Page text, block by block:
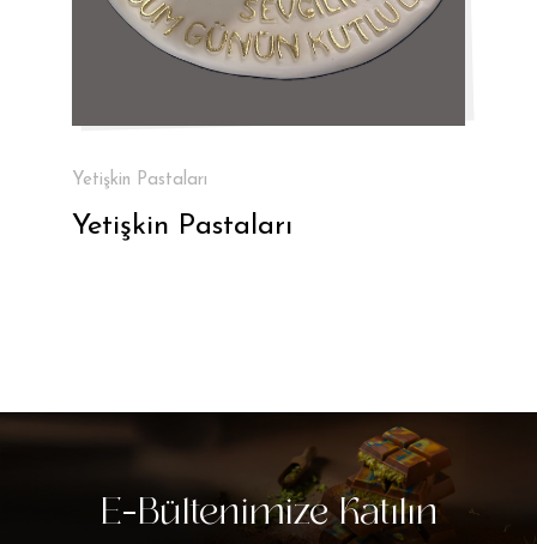
Yetişkin Pastaları
Yetişkin Pastaları
E-Bültenimize Katılın